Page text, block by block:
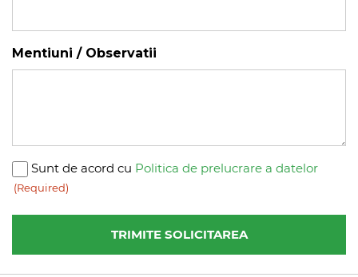
Mentiuni / Observatii
Consent
(Required)
Sunt de acord cu Politica de prelucrare a datelor
(Required)